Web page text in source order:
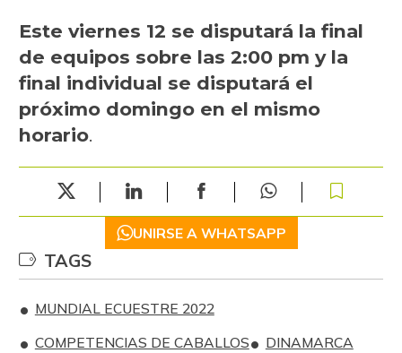
Este viernes 12 se disputará la final
de equipos sobre las 2:00 pm y la
final individual se disputará el
próximo domingo en el mismo
horario.
UNIRSE A WHATSAPP
TAGS
MUNDIAL ECUESTRE 2022
COMPETENCIAS DE CABALLOS
DINAMARCA